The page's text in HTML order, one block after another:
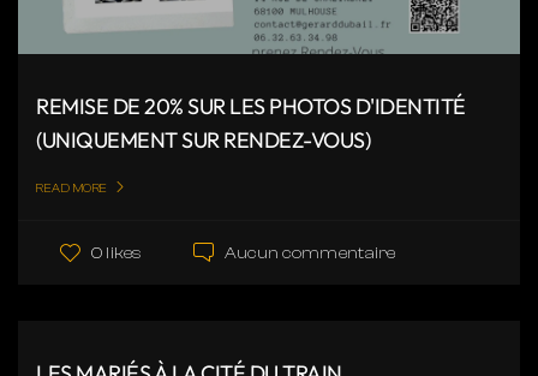
REMISE DE 20% SUR LES PHOTOS D'IDENTITÉ
(UNIQUEMENT SUR RENDEZ-VOUS)
READ MORE
0 likes Aucun commentaire